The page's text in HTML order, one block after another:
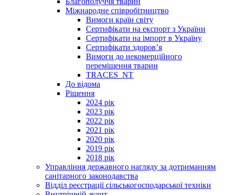
Міжнародне співробітництво
Вимоги країн світу
Сертифікати на експорт з України
Сертифікати на імпорт в Україну
Сертифікати здоров’я
Вимоги до некомерційного
переміщення тварин
TRACES_NT
До відома
Рішення
2024 рік
2023 рік
2022 рік
2021 рік
2020 рік
2019 рік
2018 рік
Управління державного нагляду за дотриманням
санітарного законодавства
Відділ реєстрації сільськогосподарської техніки